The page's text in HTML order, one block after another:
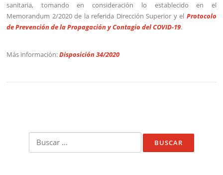
sanitaria, tomando en consideración lo establecido en el
Memorandum 2/2020 de la referida Dirección Superior y el Protocolo
de Prevención de la Propagación y Contagio del COVID-19.
Más información:Disposición 34/2020